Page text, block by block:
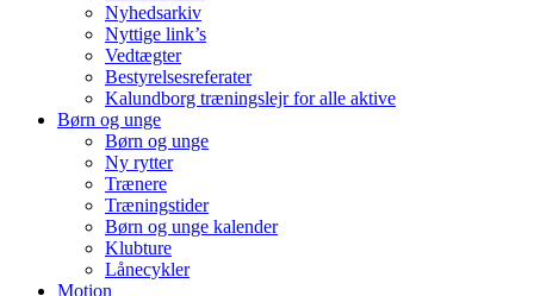
Nyhedsarkiv
Nyttige link’s
Vedtægter
Bestyrelsesreferater
Kalundborg træningslejr for alle aktive
Børn og unge
Børn og unge
Ny rytter
Trænere
Træningstider
Børn og unge kalender
Klubture
Lånecykler
Motion